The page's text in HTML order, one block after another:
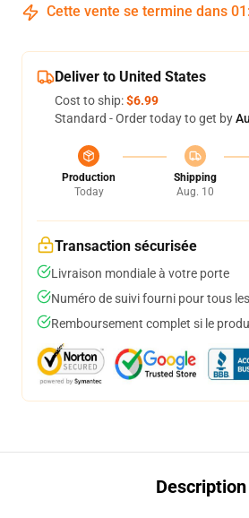
Cette vente se termine dans 01 :
Deliver to United States
Cost to ship:$6.99
Standard - Order today to get by
Production
Today
Shipping
Aug. 10
Transaction sécurisée
Livraison mondiale à votre porte
Numéro de suivi fourni pour tous
Remboursement complet si le
Description